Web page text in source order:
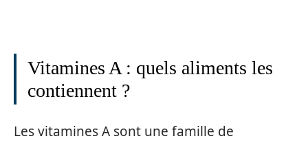
Vitamines A : quels aliments les
contiennent ?
Les vitamines A sont une famille de